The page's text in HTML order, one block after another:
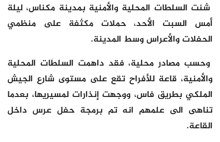
شنت السلطات المحلية والأمنية بمدينة مكناس، ليلة
أمس السبت الأحد، حملات مكثفة على منظمي
الحفلات والأعراس وسط المدينة.
وحسب مصادر محلية، فقد داهمت السلطات المحلية
والأمنية، قاعة للأفراح تقع على مستوى شارع الجيش
الملكي بطريق فاس، ووجهت إنذارات لمسيريها، بعدما
تناهى الى علمهم انه تم برمجة حفل عرس داخل
القاعة.